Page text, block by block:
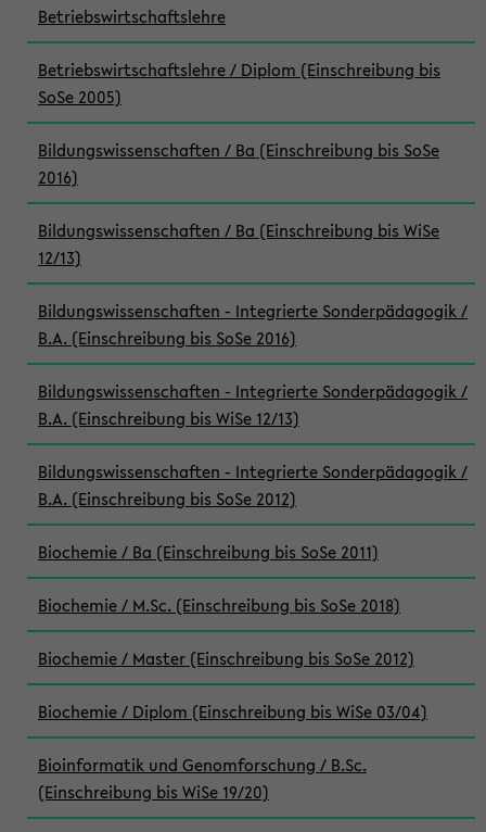
Betriebswirtschaftslehre
Betriebswirtschaftslehre / Diplom (Einschreibung bis
SoSe 2005)
Bildungswissenschaften / Ba (Einschreibung bis SoSe
2016)
Bildungswissenschaften / Ba (Einschreibung bis WiSe
12/13)
Bildungswissenschaften - Integrierte Sonderpädagogik /
B.A. (Einschreibung bis SoSe 2016)
Bildungswissenschaften - Integrierte Sonderpädagogik /
B.A. (Einschreibung bis WiSe 12/13)
Bildungswissenschaften - Integrierte Sonderpädagogik /
B.A. (Einschreibung bis SoSe 2012)
Biochemie / Ba (Einschreibung bis SoSe 2011)
Biochemie / M.Sc. (Einschreibung bis SoSe 2018)
Biochemie / Master (Einschreibung bis SoSe 2012)
Biochemie / Diplom (Einschreibung bis WiSe 03/04)
Bioinformatik und Genomforschung / B.Sc.
(Einschreibung bis WiSe 19/20)